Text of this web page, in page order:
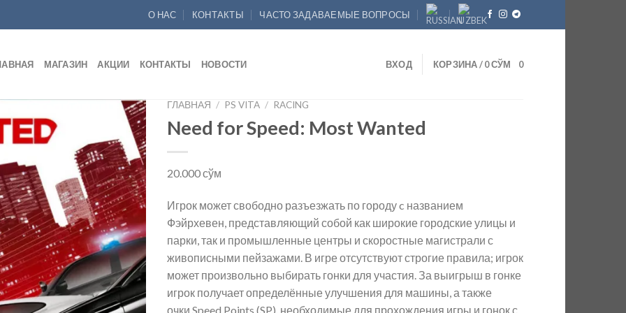
О НАС КОНТАКТЫ ЧАСТО ЗАДАВАЕМЫЕ ВОПРОСЫ
МАГАЗИН АКЦИИ КОНТАКТЫ НОВОСТИ ВХОД КОРЗИНА /0СЎМ 0
Add to
wishlist
ГЛАВНАЯ / PS VITA / RACING
Need for Speed: Most Wanted
20.000сўм
Игрок может свободно разъезжать по городу c названием
Фэйрхевен, представляющий собой как широкие городские улицы и
парки, так и промышленные центры и скоростные магистрали с
живописными пейзажами. В игре отсутствуют строгие правила; игрок
может произвольно выбирать гонки для участия. За выигрыш в гонке
игрок получает определённые улучшения для машины, а также
очки Speed Points (SP), необходимые для прохождения игры и гонок с